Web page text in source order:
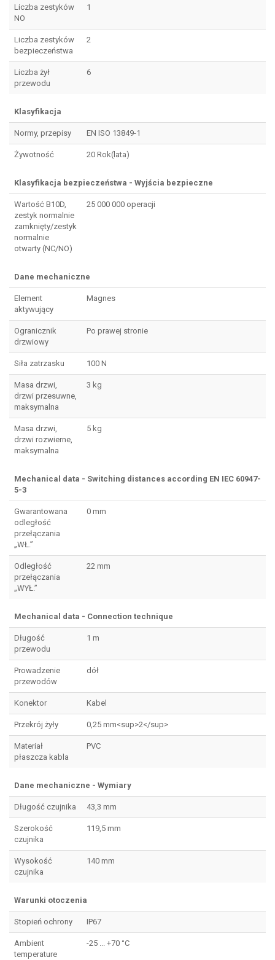
Liczba zestyków
NO
1
Liczba zestyków
bezpieczeństwa
2
Liczba żył
przewodu
6
Klasyfikacja
Normy, przepisy EN ISO 13849-1
Żywotność 20 Rok(lata)
Klasyfikacja bezpieczeństwa - Wyjścia bezpieczne
Wartość B10D,
zestyk normalnie
zamknięty/zestyk
normalnie
otwarty (NC/NO)
25 000 000 operacji
Dane mechaniczne
Element
aktywujący
Magnes
Ogranicznik
drzwiowy
Po prawej stronie
Siła zatrzasku 100 N
Masa drzwi,
drzwi przesuwne,
maksymalna
3 kg
Masa drzwi,
drzwi rozwierne,
maksymalna
5 kg
Mechanical data - Switching distances according EN IEC 60947-
5-3
Gwarantowana
odległość
przełączania
„WŁ.”
0 mm
Odległość
przełączania
„WYŁ.”
22 mm
Mechanical data - Connection technique
Długość
przewodu
1 m
Prowadzenie
przewodów
dół
Konektor Kabel
Przekrój żyły 0,25 mm<sup>2</sup>
Materiał
płaszcza kabla
PVC
Dane mechaniczne - Wymiary
Długość czujnika 43,3 mm
Szerokość
czujnika
119,5 mm
Wysokość
czujnika
140 mm
Warunki otoczenia
Stopień ochrony IP67
Ambient
temperature
-25 ... +70 °C